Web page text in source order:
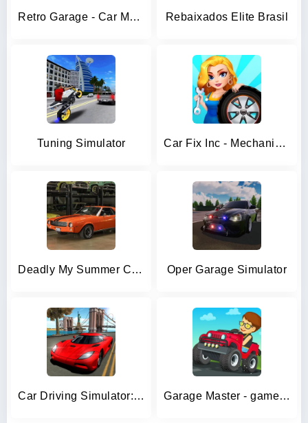
Retro Garage - Car Mechanic Rebaixados Elite Brasil
Tuning Simulator Car Fix Inc - Mechanic Garage
Deadly My Summer Car Garage Oper Garage Simulator
Car Driving Simulator: NY Garage Master - games for kids